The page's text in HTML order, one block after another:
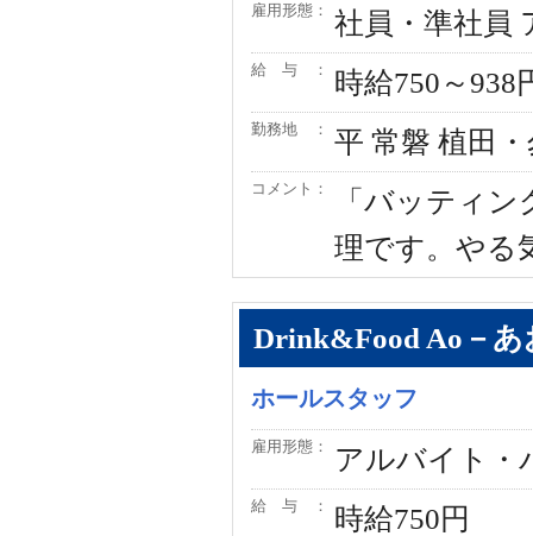
雇用形態： 社員・準社員
給 与 ： 時給750～
勤務地 ： 平 常磐 植田
コメント：
「バッティ
理です。やる
Drink&Food Ao－あ
ホールスタッフ
雇用形態： アルバイト・
給 与 ： 時給750円